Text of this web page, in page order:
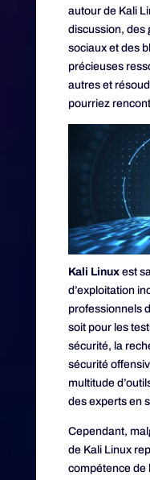
autour de Kali
discussion, des
sociaux et des
précieuses
autres et
pourriez
Kali Linuxest
d’exploitation
professionnels
soit pour les
sécurité, la
sécurité
multitude
des experts en
Cependant,
de Kali Linux
compétence de